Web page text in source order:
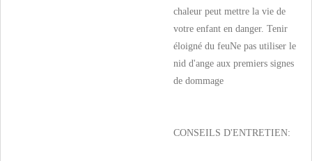
chaleur peut mettre la vie de
votre enfant en danger. Tenir
éloigné du feuNe pas utiliser le
nid d'ange aux premiers signes
de dommage
CONSEILS D'ENTRETIEN: